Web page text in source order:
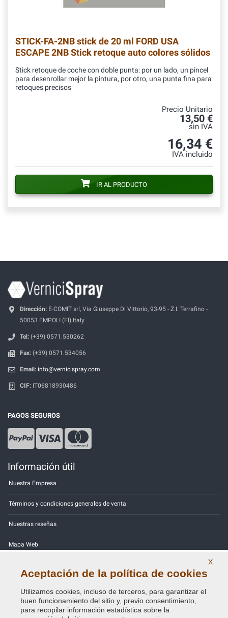
STICK-FA-2NBstick de 20 ml FORD USA
ESCAPE 2NB Stick retoque auto colores sólidos
Stick retoque de coche con doble punta: por un lado, un pincel
para desenrollar mejor la pintura, por otro, una punta fina para
retoques precisos
Precio Unitario
13,50 €
sin IVA
16,34 €
IVA incluido
IR AL PRODUCTO
Dirección: E-COMIT srl, Via Giuseppe Di Vittorio, 93-95 - Z.I. Terrafino -
50053 EMPOLI (FI) Italy
Tel: (+39) 0571.530262
Fax: (+39) 0571.534056
Email: info@vernicispray.com
CIF: IT06818930486
PAGOS SEGUROS
Información útil
Nuestra Empresa
Términos y condiciones generales de venta
Nuestras reseñas
Mapa Web
Política de Privacidad - RGPD
X
Aceptación de la política de cookies
Utilizamos cookies, incluso de terceros, para garantizar el
buen funcionamiento del sitio y, previo consentimiento,
para recopilar información estadística sobre la